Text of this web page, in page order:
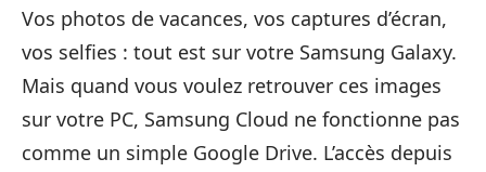
Vos photos de vacances, vos captures d’écran,
vos selfies : tout est sur votre Samsung Galaxy.
Mais quand vous voulez retrouver ces images
sur votre PC, Samsung Cloud ne fonctionne pas
comme un simple Google Drive. L’accès depuis